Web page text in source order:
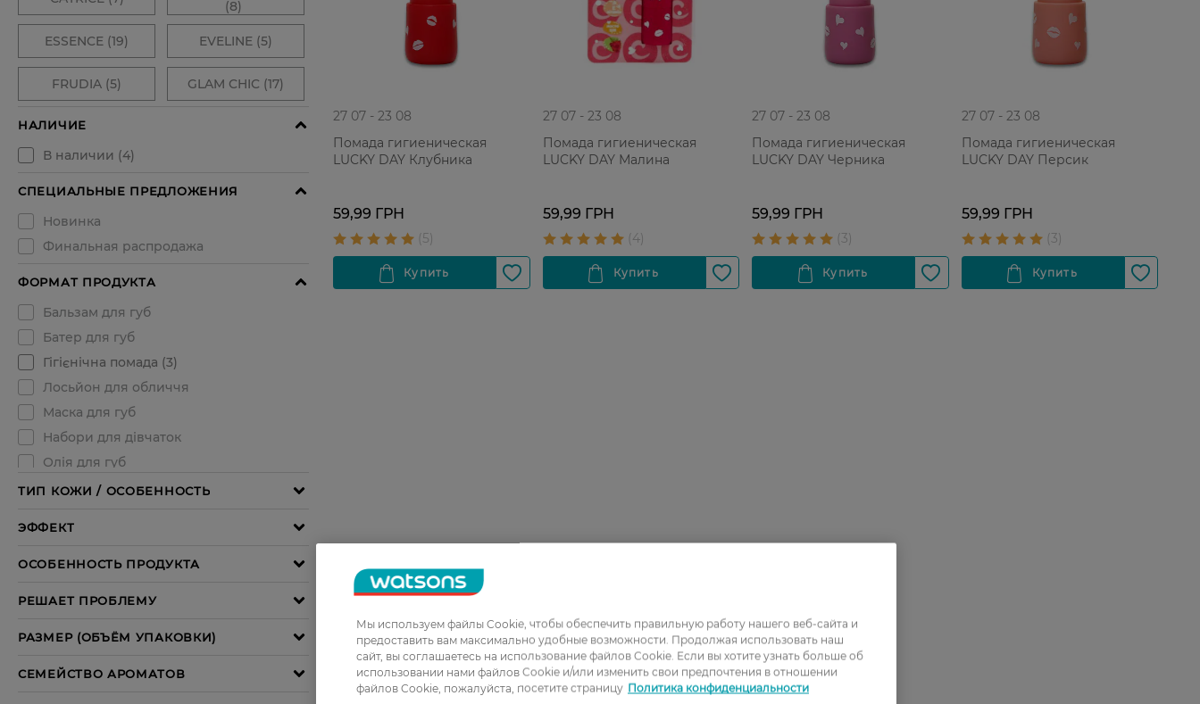
27 07 - 23 08
Помада гигиеническая
LUCKY DAY Клубника
59,99 ГРН
27 07 - 23 08
Помада гигиеническая
LUCKY DAY Малина
59,99 ГРН
27 07 - 23 08
Помада гигиеническая
LUCKY DAY Черника
59,99 ГРН
27 07 - 23 08
Помада гигиеническая
LUCKY DAY Персик
59,99 ГРН
Мы используем файлы Cookie, чтобы обеспечить правильную работу нашего веб-сайта и
предоставить вам максимально удобные возможности. Продолжая использовать наш
сайт, вы соглашаетесь на использование файлов Cookie. Если вы хотите узнать больше об
использовании нами файлов Cookie и/или изменить свои предпочтения в отношении
файлов Cookie, пожалуйста, посетите страницу Политика конфиденциальности